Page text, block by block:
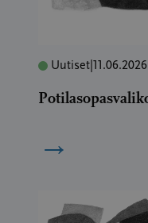
Uutiset 11.06.2026
→